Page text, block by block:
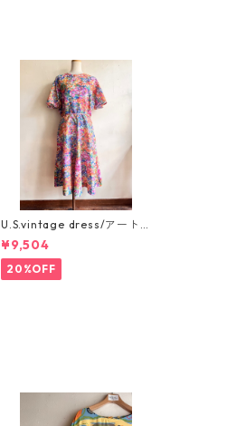
U.S.vintage dress/アート
ペイントのお花たくさんワ
ンピース
¥9,504
20%OFF